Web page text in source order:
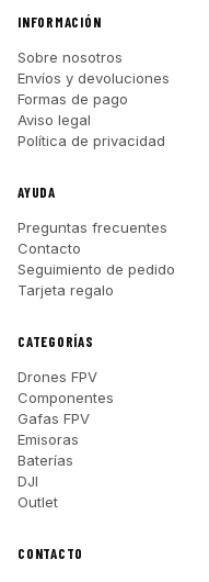
INFORMACIÓN
Sobre nosotros
Envíos y devoluciones
Formas de pago
Aviso legal
Política de privacidad
AYUDA
Preguntas frecuentes
Contacto
Seguimiento de pedido
Tarjeta regalo
CATEGORÍAS
Drones FPV
Componentes
Gafas FPV
Emisoras
Baterías
DJI
Outlet
CONTACTO